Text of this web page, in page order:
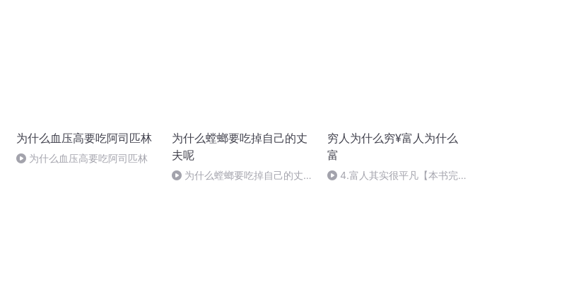
为什么血压高要吃阿司匹林
为什么血压高要吃阿司匹林
为什么螳螂要吃掉自己的丈
夫呢
为什么螳螂要吃掉自己的丈夫
穷人为什么穷¥富人为什么
富
4.富人其实很平凡【本书完